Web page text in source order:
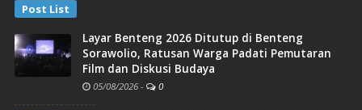
Post List
Layar Benteng 2026 Ditutup di Benteng
Sorawolio, Ratusan Warga Padati Pemutaran
Film dan Diskusi Budaya
05/08/2026 - 0